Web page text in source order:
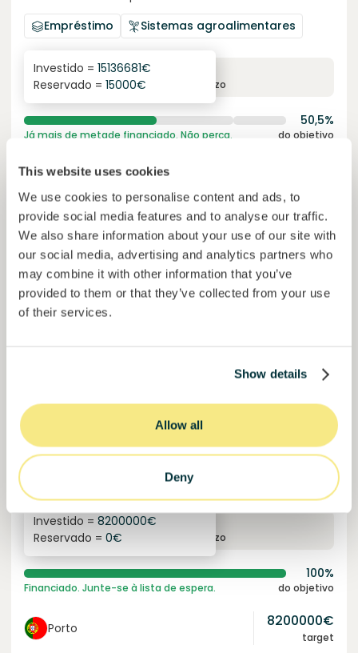
This website uses cookies
We use cookies to personalise content and ads, to
provide social media features and to analyse our traffic.
We also share information about your use of our site with
our social media, advertising and analytics partners who
may combine it with other information that you’ve
provided to them or that they’ve collected from your use
of their services.
Show details
Allow all
Deny
Empréstimo
Sistemas agroalimentares
6.1%
juro anual prazo
Investido = 15136681€
Reservado = 15000€
50,5%
Já mais de metade financiado. Não perca. do objetivo
Manizales
Financiado
Instalação solar para uma empresa automóvel
Energia sustentável
6.1%
juro anual prazo
Investido = 8200000€
Reservado = 0€
100%
Financiado. Junte-se à lista de espera. do objetivo
Porto 8200000€
target